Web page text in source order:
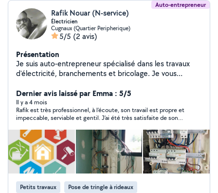
Auto-entrepreneur
Rafik Nouar (N-service)
Électricien
Cugnaux (Quartier Peripherique)
5/5 (2 avis)
Présentation
Je suis auto-entrepreneur spécialisé dans les travaux
d'électricité, branchements et bricolage. Je vous
sérieux et efficacité.
Dernier avis laissé par Emma : 5/5
Il y a 4 mois
impeccable, serviable et gentil. J’ai été très satisfaite de son
soucis d’électricité, Merci
Petits travaux Pose de tringle à rideaux